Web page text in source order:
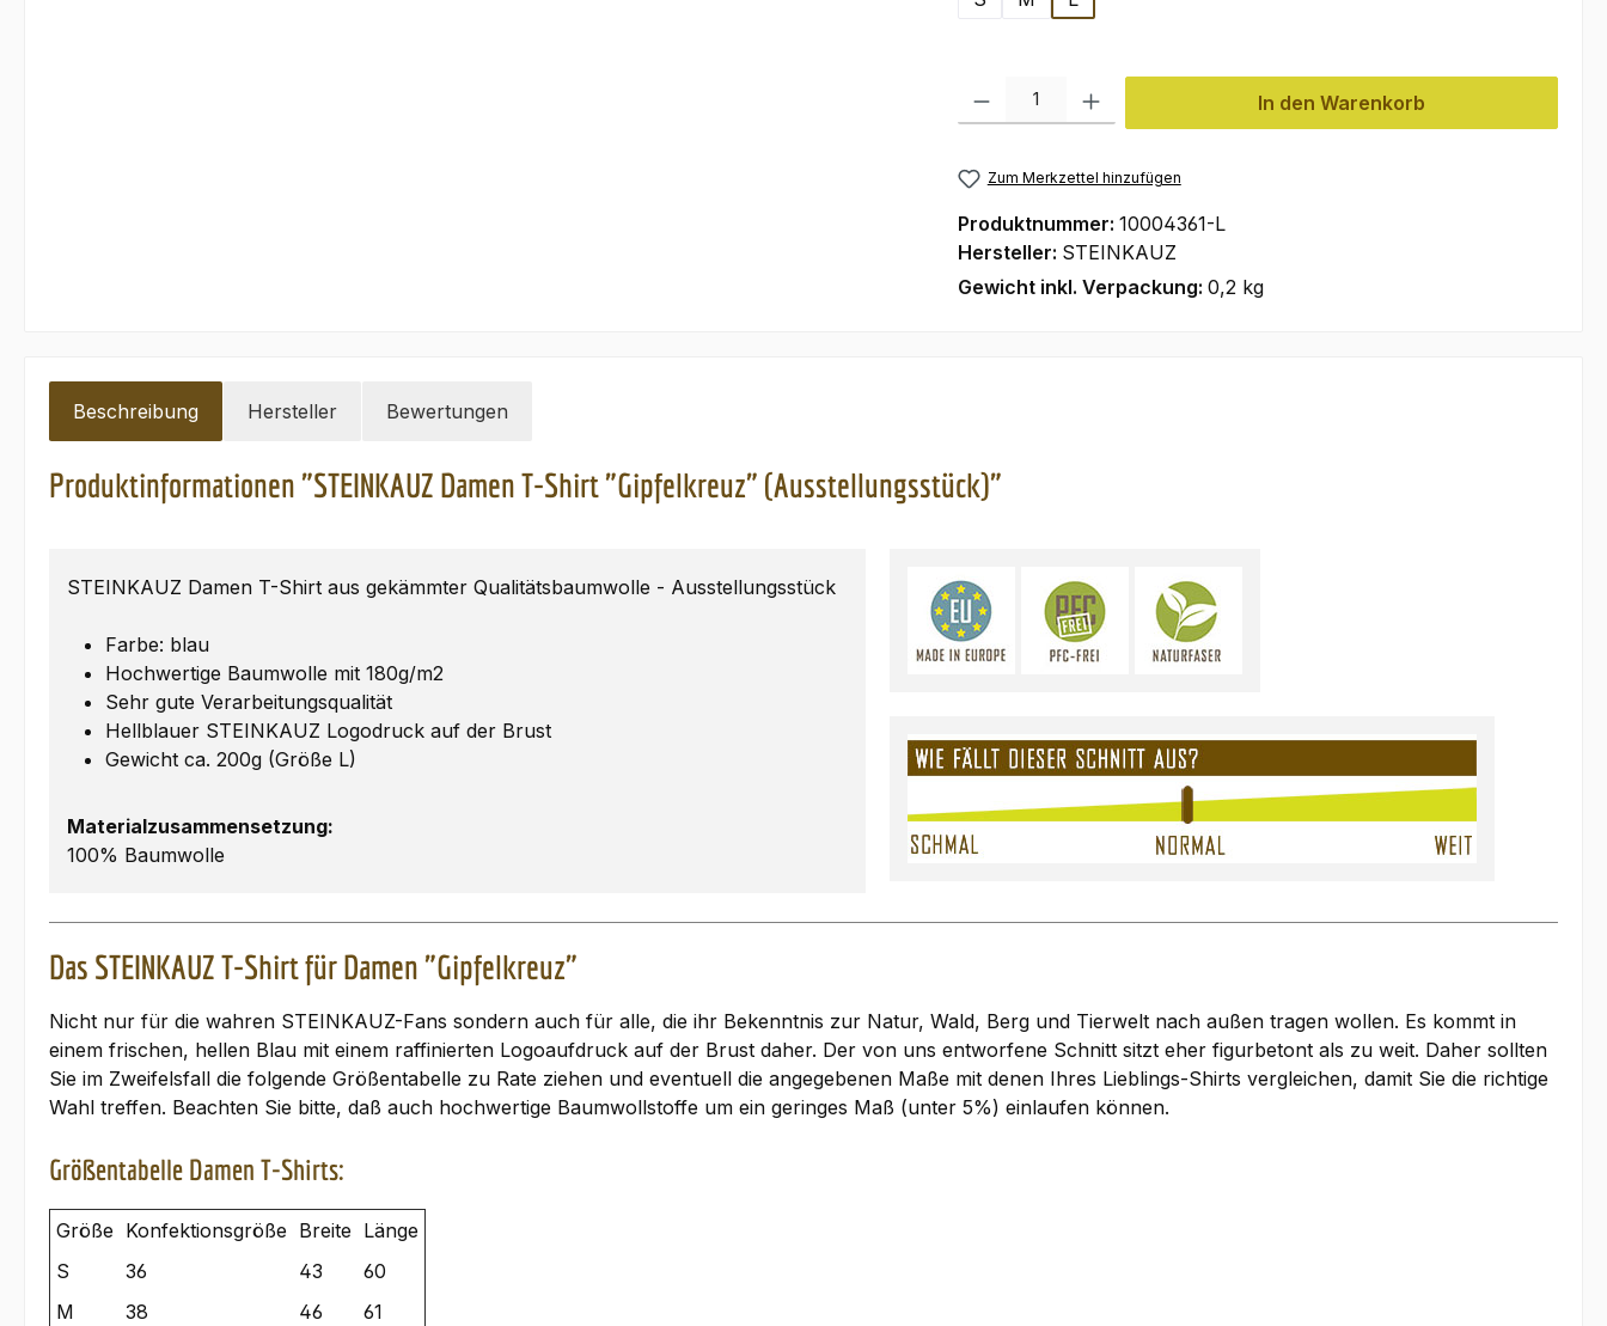
Produkt Anzahl: Gib den gewünschten Wert ein oder benutze die Schaltflächen
In den Warenkorb
Zum Merkzettel hinzufügen
Produktnummer: 10004361-L
Hersteller: STEINKAUZ
Gewicht inkl. Verpackung: 0,2 kg
Beschreibung Hersteller Bewertungen
Produktinformationen "STEINKAUZ Damen T-Shirt "Gipfelkreuz" (Ausstellungsstück)"
STEINKAUZ Damen T-Shirt aus gekämmter Qualitätsbaumwolle - Ausstellungsstück
Farbe: blau
Hochwertige Baumwolle mit 180g/m2
Sehr gute Verarbeitungsqualität
Hellblauer STEINKAUZ Logodruck auf der Brust
Gewicht ca. 200g (Größe L)
Materialzusammensetzung:
100% Baumwolle
Das STEINKAUZ T-Shirt für Damen "Gipfelkreuz"
Nicht nur für die wahren STEINKAUZ-Fans sondern auch für alle, die ihr Bekenntnis zur Natur, Wald, Berg und Tierwelt nach außen tragen wollen. Es kommt in
einem frischen, hellen Blau mit einem raffinierten Logoaufdruck auf der Brust daher. Der von uns entworfene Schnitt sitzt eher figurbetont als zu weit. Daher sollten
Sie im Zweifelsfall die folgende Größentabelle zu Rate ziehen und eventuell die angegebenen Maße mit denen Ihres Lieblings-Shirts vergleichen, damit Sie die richtige
Wahl treffen. Beachten Sie bitte, daß auch hochwertige Baumwollstoffe um ein geringes Maß (unter 5%) einlaufen können.
Größentabelle Damen T-Shirts:
Größe Konfektionsgröße Breite Länge
S
36 43
60
M
38 46
61